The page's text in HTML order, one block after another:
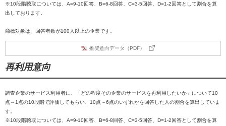
※10段階聴取については、A=9-10回答、B=6-8回答、C=3-5回答、D=1-2回答として割合を算
出しております。
商標対象は、回答者数が100人以上の企業です。
推奨意向データ（PDF）
再利用意向
調査企業のサービス利用者に、「どの程度その企業のサービスを再利用したいか」について10
点～1点の10段階で評価してもらい、10点～6点のいずれかを回答した人の割合を算出していま
す。
※10段階聴取については、A=9-10回答、B=6-8回答、C=3-5回答、D=1-2回答として割合を算